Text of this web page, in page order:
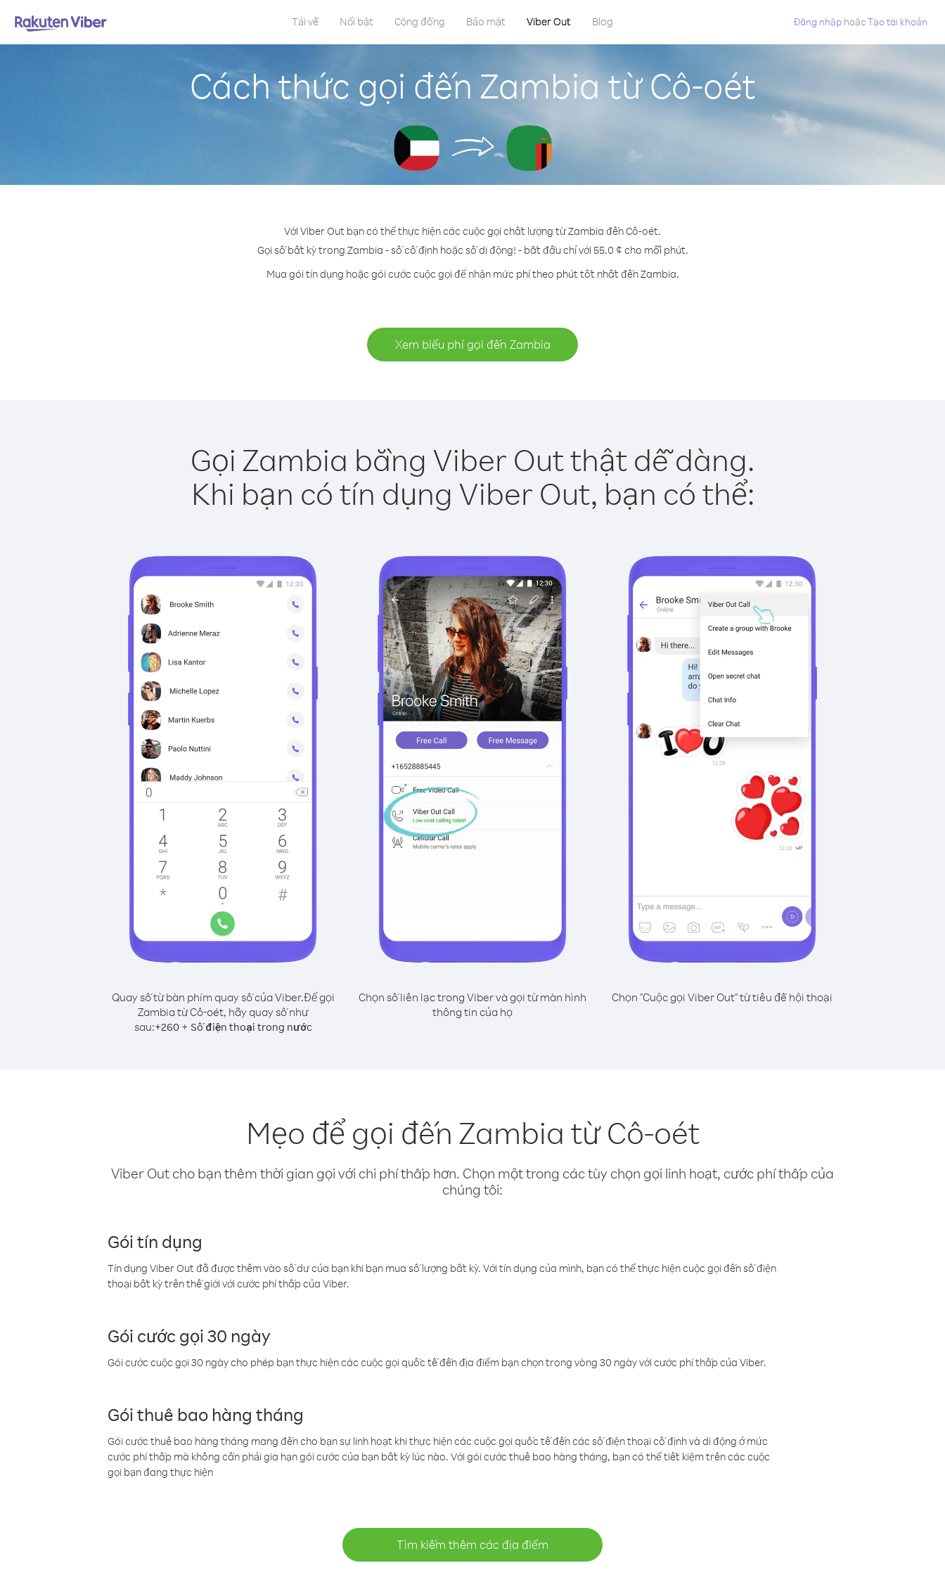
Tải về Nổi bật Cộng đồng Bảo mật Viber Out Blog Đăng nhập hoặcTạo tài khoản
Cách thức gọi đến Zambia từ Cô-oét
Với Viber Out bạn có thể thực hiện các cuộc gọi chất lượng từ Zambia đến Cô-oét.
Gọi số bất kỳ trong Zambia - số cố định hoặc số di động! - bắt đầu chỉ với 55.0 ¢ cho mỗi phút.
Mua gói tín dụng hoặc gói cước cuộc gọi để nhận mức phí theo phút tốt nhất đến Zambia.
Xem biểu phí gọi đến Zambia
Gọi Zambia bằng Viber Out thật dễ dàng.
Khi bạn có tín dụng Viber Out, bạn có thể:
Quay số từ bàn phím quay số của Viber.Để gọi
Zambia từ Cô-oét, hãy quay số như
sau:+260+ Số điện thoại trong nước
Chọn số liên lạc trong Viber và gọi từ màn hình
thông tin của họ
Chọn "Cuộc gọi Viber Out" từ tiêu đề hội thoại
Mẹo để gọi đến Zambia từ Cô-oét
Viber Out cho bạn thêm thời gian gọi với chi phí thấp hơn. Chọn một trong các tùy chọn gọi linh hoạt, cước phí thấp của
chúng tôi:
Gói tín dụng
Tín dụng Viber Out đã được thêm vào số dư của bạn khi bạn mua số lượng bất kỳ. Với tín dụng của mình, bạn có thể thực hiện cuộc gọi đến số điện
thoại bất kỳ trên thế giới với cước phí thấp của Viber.
Gói cước gọi 30 ngày
Gói cước cuộc gọi 30 ngày cho phép bạn thực hiện các cuộc gọi quốc tế đến địa điểm bạn chọn trong vòng 30 ngày với cước phí thấp của Viber.
Gói thuê bao hàng tháng
Gói cước thuê bao hàng tháng mang đến cho bạn sự linh hoạt khi thực hiện các cuộc gọi quốc tế đến các số điện thoại cố định và di động ở mức
cước phí thấp mà không cần phải gia hạn gói cước của bạn bất kỳ lúc nào. Với gói cước thuê bao hàng tháng, bạn có thể tiết kiệm trên các cuộc
gọi bạn đang thực hiện
Tìm kiếm thêm các địa điểm